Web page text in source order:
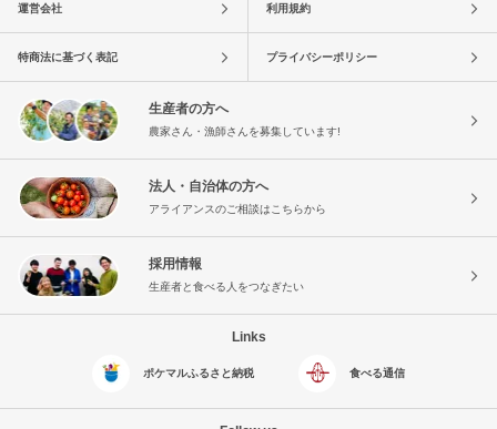
運営会社 利用規約
特商法に基づく表記 プライバシーポリシー
生産者の方へ
農家さん・漁師さんを募集しています!
法人・自治体の方へ
アライアンスのご相談はこちらから
採用情報
生産者と食べる人をつなぎたい
Links
ポケマルふるさと納税 食べる通信